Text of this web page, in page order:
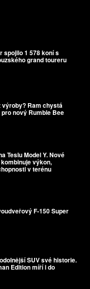
spojilo 1 578 koní s
grand toureru
výroby? Ram chystá
nový Rumble Bee
Teslu Model Y. Nové
výkon,
v terénu
F-150 Super
SUV své historie.
Edition míří i do